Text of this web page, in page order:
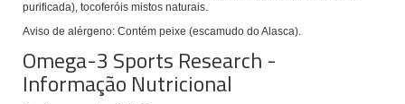
purificada), tocoferóis mistos naturais.
Aviso de alérgeno: Contém peixe (escamudo do Alasca).
Omega-3 Sports Research -
Informação Nutricional